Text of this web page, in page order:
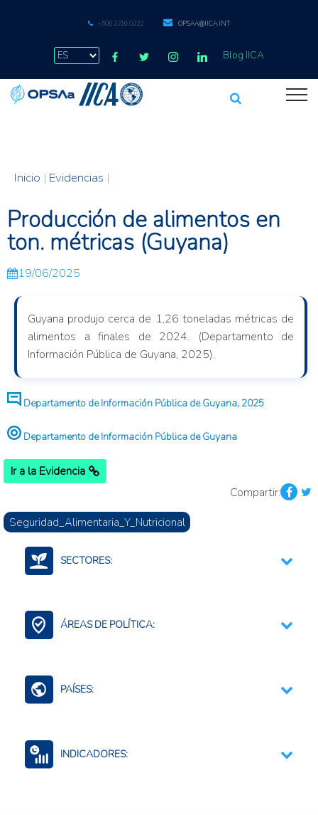
+506 2216 0222 OPSAA@IICA.INT
Blog IICA
Inicio | Evidencias |
Producción de alimentos en
ton. métricas (Guyana)
19/06/2025
Guyana produjo cerca de 1,26 toneladas métricas de
alimentos a finales de 2024. (Departamento de
Información Pública de Guyana, 2025).
Departamento de Información Pública de Guyana, 2025
Departamento de Información Pública de Guyana
Ir a la Evidencia
Compartir:
Seguridad_Alimentaria_Y_Nutricional
SECTORES:
Agroalimentario (total)
ÁREAS DE POLÍTICA:
PAÍSES:
INDICADORES: